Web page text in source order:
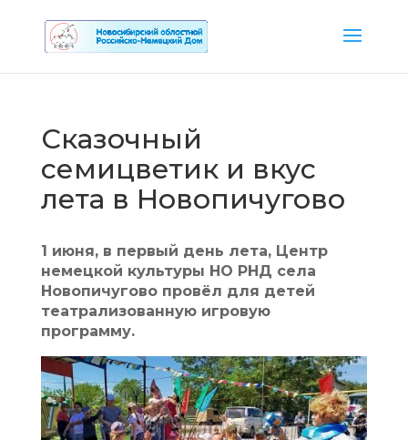
Сказочный
семицветик и вкус
лета в Новопичугово
1 июня, в первый день лета, Центр
немецкой культуры НО РНД села
Новопичугово провёл для детей
театрализованную игровую
программу.